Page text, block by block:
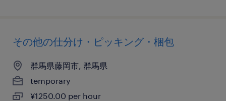
その他の仕分け・ピッキング・梱包
群馬県藤岡市, 群馬県
temporary
¥1250.00 per hour